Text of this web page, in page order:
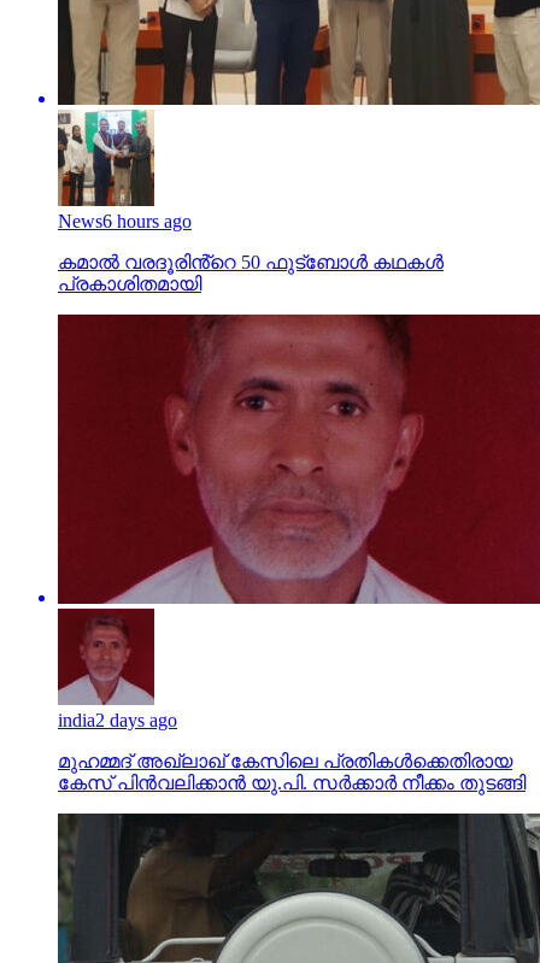
News6 hours ago
കമാൽ വരദൂരിൻ്റെ 50 ഫുട്ബോൾ കഥകൾ
പ്രകാശിതമായി
india2 days ago
മുഹമ്മദ് അഖ്‌ലാഖ് കേസിലെ പ്രതികള്‍ക്കെതിരായ
കേസ് പിന്‍വലിക്കാന്‍ യു.പി. സര്‍ക്കാര്‍ നീക്കം തുടങ്ങി